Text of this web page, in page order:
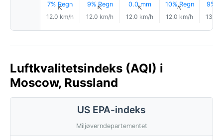
7% Regn
↑
12.0 km/h
9% Regn
↑
12.0 km/h
0.0 mm
↑
12.0 km/h
10% Regn
↑
12.0 km/h
9%
13.0
Luftkvalitetsindeks (AQI) i
Moscow, Russland
US EPA-indeks
Miljøverndepartementet